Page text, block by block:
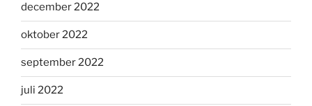
december 2022
oktober 2022
september 2022
juli 2022